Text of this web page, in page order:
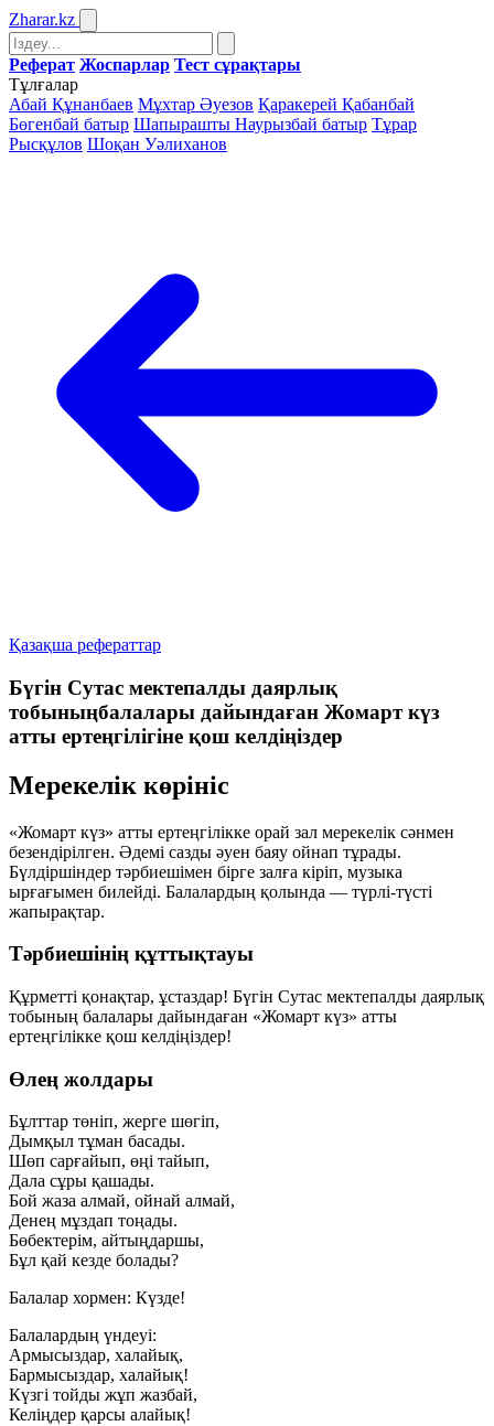
Zharar.kz
Реферат Жоспарлар Тест сұрақтары
Тұлғалар
Абай Құнанбаев Мұхтар Әуезов Қаракерей Қабанбай
Бөгенбай батыр Шапырашты Наурызбай батыр Тұрар
Рысқұлов Шоқан Уәлиханов
Қазақша рефераттар
Бүгін Сутас мектепалды даярлық
тобыныңбалалары дайындаған Жомарт күз
атты ертеңгілігіне қош келдіңіздер
Мерекелік көрініс
«Жомарт күз» атты ертеңгілікке орай зал мерекелік сәнмен
безендірілген. Әдемі сазды әуен баяу ойнап тұрады.
Бүлдіршіндер тәрбиешімен бірге залға кіріп, музыка
ырғағымен билейді. Балалардың қолында — түрлі-түсті
жапырақтар.
Тәрбиешінің құттықтауы
Құрметті қонақтар, ұстаздар! Бүгін Сутас мектепалды даярлық
тобының балалары дайындаған «Жомарт күз» атты
ертеңгілікке қош келдіңіздер!
Өлең жолдары
Бұлттар төніп, жерге шөгіп,
Дымқыл тұман басады.
Шөп сарғайып, өңі тайып,
Дала сұры қашады.
Бой жаза алмай, ойнай алмай,
Денең мұздап тоңады.
Бөбектерім, айтыңдаршы,
Бұл қай кезде болады?
Балалар хормен: Күзде!
Балалардың үндеуі:
Армысыздар, халайық,
Бармысыздар, халайық!
Күзгі тойды жұп жазбай,
Келіңдер қарсы алайық!